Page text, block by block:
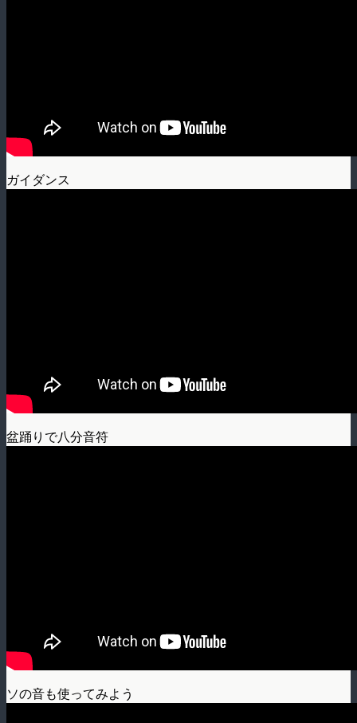
ガイダンス
盆踊りで八分音符
ソの音も使ってみよう